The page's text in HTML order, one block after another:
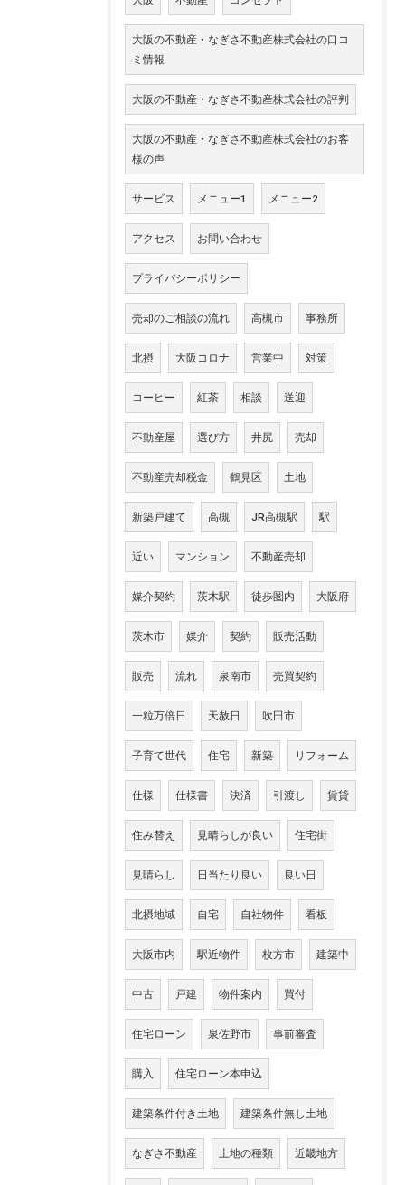
大阪の不動産・なぎさ不動産株式会社の口コ
ミ情報
大阪の不動産・なぎさ不動産株式会社の評判
大阪の不動産・なぎさ不動産株式会社のお客
様の声
サービス メニュー1 メニュー2
アクセス お問い合わせ
プライバシーポリシー
売却のご相談の流れ 高槻市 事務所
北摂 大阪コロナ 営業中 対策
コーヒー 紅茶 相談 送迎
不動産屋 選び方 井尻 売却
不動産売却税金 鶴見区 土地
新築戸建て 高槻 JR高槻駅 駅
近い マンション 不動産売却
媒介契約 茨木駅 徒歩圏内 大阪府
茨木市 媒介 契約 販売活動
販売 流れ 泉南市 売買契約
一粒万倍日 天赦日 吹田市
子育て世代 住宅 新築 リフォーム
仕様 仕様書 決済 引渡し 賃貸
住み替え 見晴らしが良い 住宅街
見晴らし 日当たり良い 良い日
北摂地域 自宅 自社物件 看板
大阪市内 駅近物件 枚方市 建築中
中古 戸建 物件案内 買付
住宅ローン 泉佐野市 事前審査
購入 住宅ローン本申込
建築条件付き土地 建築条件無し土地
なぎさ不動産 土地の種類 近畿地方